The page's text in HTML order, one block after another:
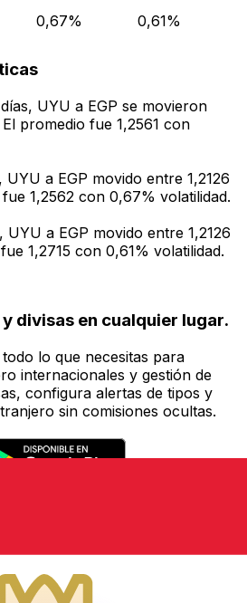
0,67% 0,61%
UYU a EGP se movieron
promedio fue 1,2561 con
a EGP movido entre 1,2126
1,2562 con 0,67% volatilidad.
a EGP movido entre 1,2126
1,2715 con 0,61% volatilidad.
divisas en cualquier lugar.
lo que necesitas para
internacionales y gestión de
configura alertas de tipos y
sin comisiones ocultas.